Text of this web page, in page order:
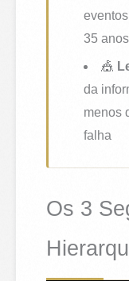
35
🎪
da
menos
falha
Os 3